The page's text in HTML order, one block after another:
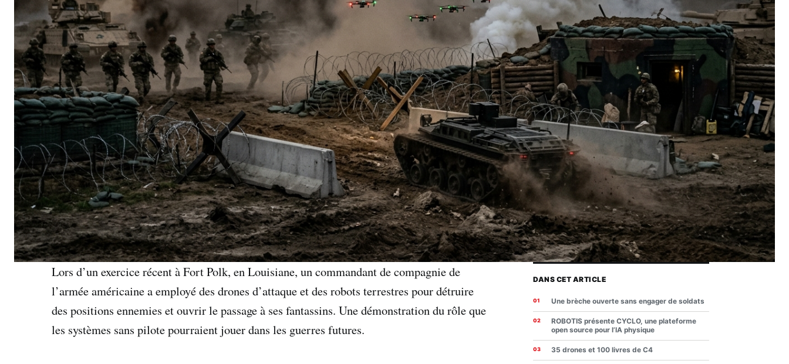
Lors d’un exercice récent à Fort Polk, en Louisiane, un commandant de compagnie de
l’armée américaine a employé des drones d’attaque et des robots terrestres pour détruire
des positions ennemies et ouvrir le passage à ses fantassins. Une démonstration du rôle que
les systèmes sans pilote pourraient jouer dans les guerres futures.
DANS CET ARTICLE
Une brèche ouverte sans engager de soldats
ROBOTIS présente CYCLO, une plateforme
open source pour l’IA physique
35 drones et 100 livres de C4